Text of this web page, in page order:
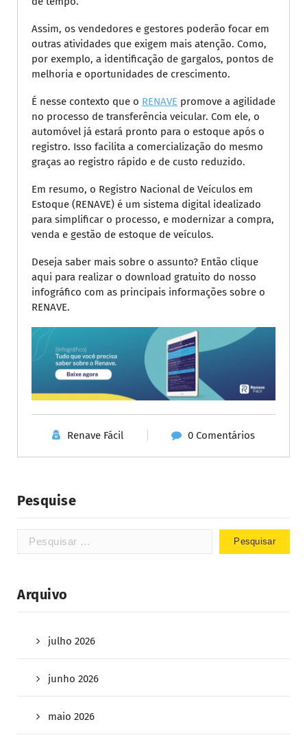
Assim, os vendedores e gestores poderão focar em
outras atividades que exigem mais atenção. Como,
por exemplo, a identificação de gargalos, pontos de
melhoria e oportunidades de crescimento.
É nesse contexto que o RENAVE promove a agilidade
no processo de transferência veicular. Com ele, o
automóvel já estará pronto para o estoque após o
registro. Isso facilita a comercialização do mesmo
graças ao registro rápido e de custo reduzido.
Em resumo, o Registro Nacional de Veículos em
Estoque (RENAVE) é um sistema digital idealizado
para simplificar o processo, e modernizar a compra,
venda e gestão de estoque de veículos.
Deseja saber mais sobre o assunto? Então clique
aqui para realizar o download gratuito do nosso
infográfico com as principais informações sobre o
RENAVE.
Renave Fácil 0 Comentários
Pesquise
Arquivo
julho 2026
junho 2026
maio 2026